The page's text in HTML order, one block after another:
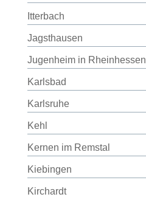
Itterbach
Jagsthausen
Jugenheim in Rheinhessen
Karlsbad
Karlsruhe
Kehl
Kernen im Remstal
Kiebingen
Kirchardt